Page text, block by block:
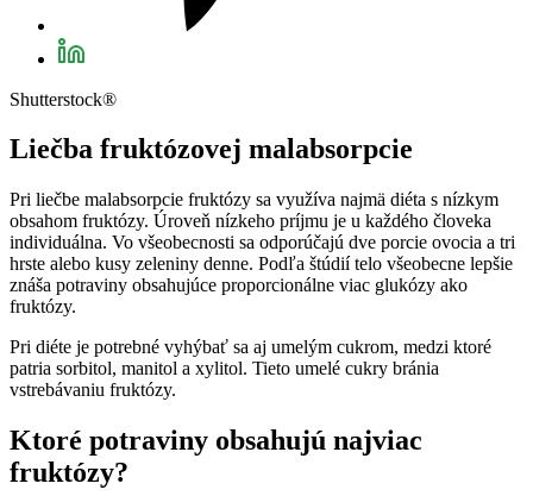
Shutterstock®
Liečba fruktózovej malabsorpcie
Pri liečbe malabsorpcie fruktózy sa využíva najmä diéta s nízkym
obsahom fruktózy. Úroveň nízkeho príjmu je u každého človeka
individuálna. Vo všeobecnosti sa odporúčajú dve porcie ovocia a tri
hrste alebo kusy zeleniny denne. Podľa štúdií telo všeobecne lepšie
znáša potraviny obsahujúce proporcionálne viac glukózy ako
fruktózy.
Pri diéte je potrebné vyhýbať sa aj umelým cukrom, medzi ktoré
patria sorbitol, manitol a xylitol. Tieto umelé cukry bránia
vstrebávaniu fruktózy.
Ktoré potraviny obsahujú najviac
fruktózy?